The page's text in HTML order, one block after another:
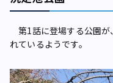
第1話に登場する公園が
れているようです。